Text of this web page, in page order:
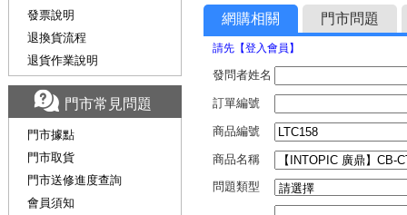
網購相關 門市問題
請先【登入會員】
發問者姓名
訂單編號
商品編號
商品名稱
問題類型
發票說明
退換貨流程
退貨作業說明
門市常見問題
門市據點
門市取貨
門市送修進度查詢
會員須知